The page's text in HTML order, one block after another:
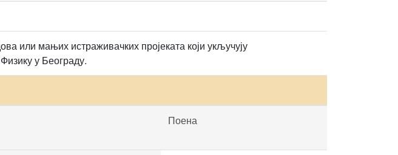
или мањих истраживачких пројеката који укључују
у Београду.
Поена